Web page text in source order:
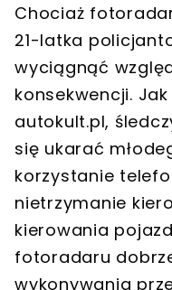
Chociaż
21-latka
wyciągnąć
konsekwencji.
autokult.pl,
się ukarać
korzystanie
nietrzymanie
kierowania
fotoradaru
wykonywania